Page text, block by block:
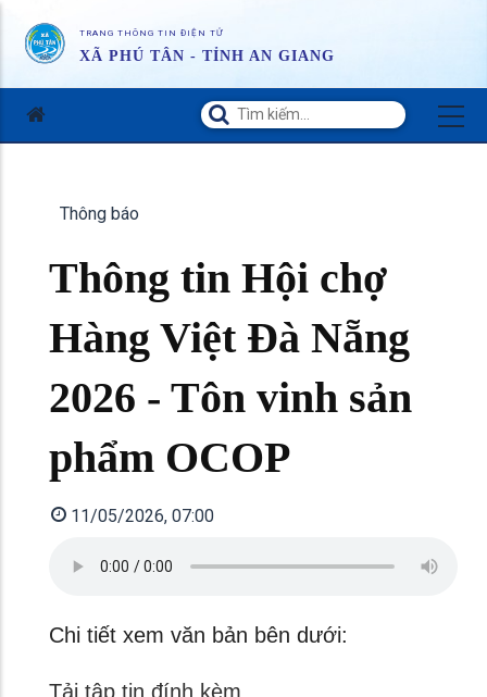
TRANG THÔNG TIN ĐIỆN TỬ
XÃ PHÚ TÂN - TỈNH AN GIANG
Thông báo
Thông tin Hội chợ
Hàng Việt Đà Nẵng
2026 - Tôn vinh sản
phẩm OCOP
11/05/2026, 07:00
Chi tiết xem văn bản bên dưới:
Tải tập tin đính kèm